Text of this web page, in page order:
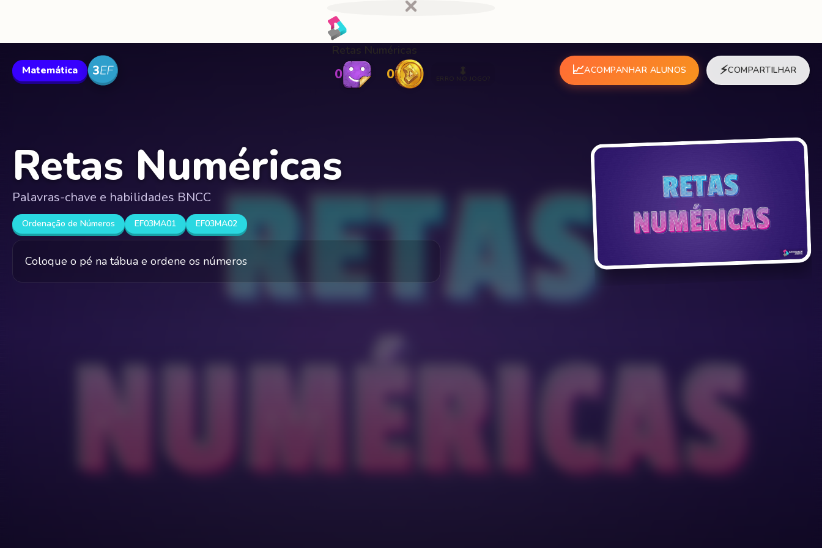
Retas Numéricas
0 0 🐛
Matemática 📈ACOMPANHAR ALUNOS ⚡COMPARTILHAR
Retas Numéricas
Palavras-chave e habilidades BNCC
Ordenação de Números EF03MA01 EF03MA02
Coloque o pé na tábua e ordene os números